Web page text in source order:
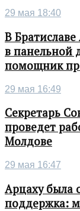
29 мая 18:40
В
в панельной
помощник
29 мая 16:49
Секретарь
проведет
Молдове
29 мая 16:47
Арцаху была
поддержка: